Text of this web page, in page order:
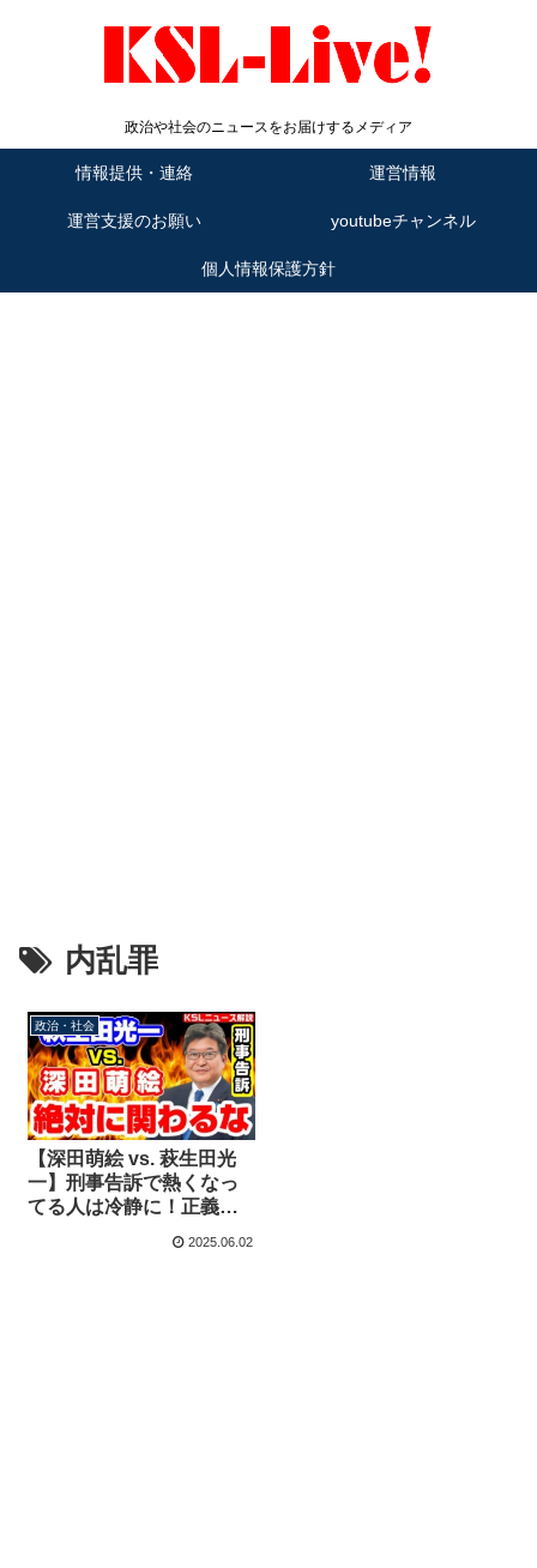
政治や社会のニュースをお届けするメディア
情報提供・連絡 運営情報
運営支援のお願い youtubeチャンネル
個人情報保護方針
内乱罪
政治・社会
【深田萌絵 vs. 萩生田光
一】刑事告訴で熱くなっ
てる人は冷静に！正義感
い理由【KSLチャンネ
2025.06.02